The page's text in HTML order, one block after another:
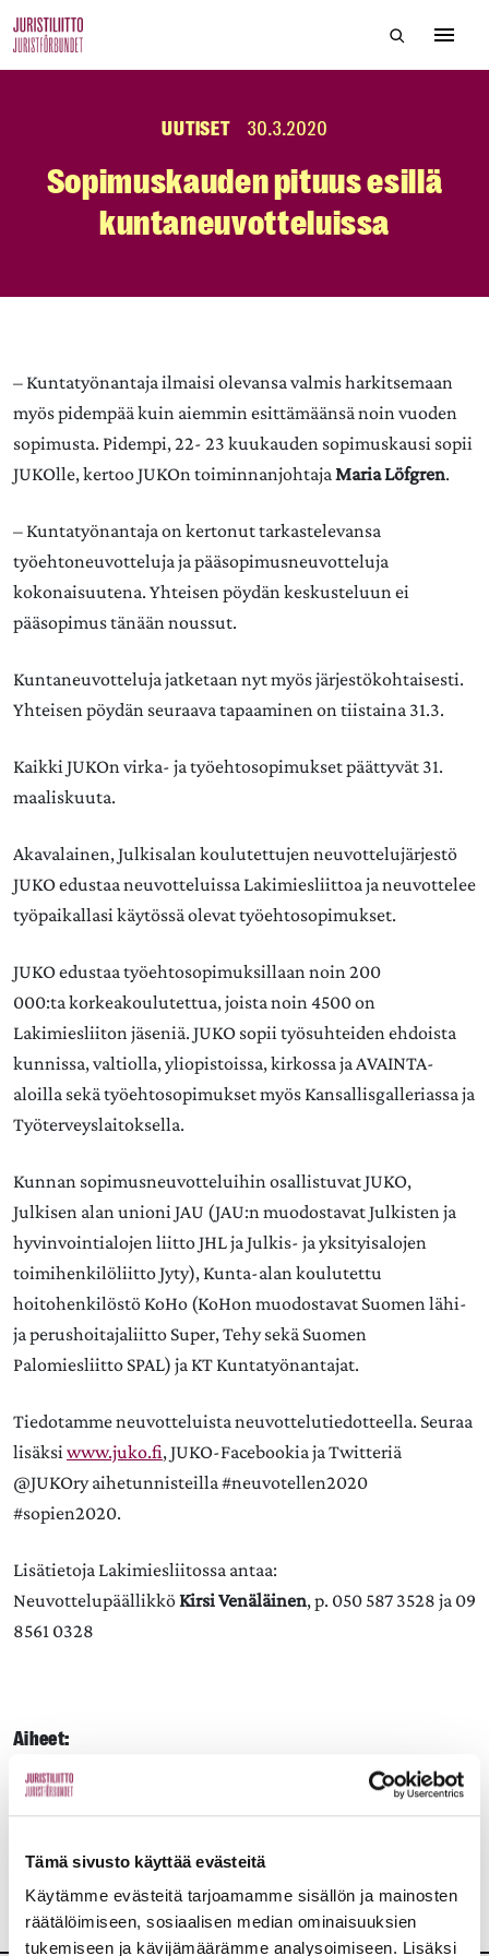
Tämä sivusto käyttää evästeitä
Käytämme evästeitä tarjoamamme sisällön ja mainosten
räätälöimiseen, sosiaalisen median ominaisuuksien
tukemiseen ja kävijämäärämme analysoimiseen. Lisäksi
to
Hae
UUTISET 30.3.2020
Sopimuskauden pituus esillä
kuntaneuvotteluissa
– Kuntatyönantaja ilmaisi olevansa valmis harkitsemaan
myös pidempää kuin aiemmin esittämäänsä noin vuoden
sopimusta. Pidempi, 22- 23 kuukauden sopimuskausi sopii
JUKOlle, kertoo JUKOn toiminnanjohtajaMaria Löfgren.
– Kuntatyönantaja on kertonut tarkastelevansa
työehtoneuvotteluja ja pääsopimusneuvotteluja
kokonaisuutena. Yhteisen pöydän keskusteluun ei
pääsopimus tänään noussut.
Kuntaneuvotteluja jatketaan nyt myös järjestökohtaisesti.
Yhteisen pöydän seuraava tapaaminen on tiistaina 31.3.
Kaikki JUKOn virka- ja työehtosopimukset päättyvät 31.
maaliskuuta.
Akavalainen, Julkisalan koulutettujen neuvottelujärjestö
JUKO edustaa neuvotteluissa Lakimiesliittoa ja neuvottelee
työpaikallasi käytössä olevat työehtosopimukset.
JUKO edustaa työehtosopimuksillaan noin 200
000:ta korkeakoulutettua, joista noin 4500 on
Lakimiesliiton jäseniä. JUKO sopii työsuhteiden ehdoista
kunnissa, valtiolla, yliopistoissa, kirkossa ja AVAINTA-
aloilla sekä työehtosopimukset myös Kansallisgalleriassa ja
Työterveyslaitoksella.
Kunnan sopimusneuvotteluihin osallistuvat JUKO,
Julkisen alan unioni JAU (JAU:n muodostavat Julkisten ja
hyvinvointialojen liitto JHL ja Julkis- ja yksityisalojen
toimihenkilöliitto Jyty), Kunta-alan koulutettu
hoitohenkilöstö KoHo (KoHon muodostavat Suomen lähi-
ja perushoitajaliitto Super, Tehy sekä Suomen
Palomiesliitto SPAL) ja KT Kuntatyönantajat.
Tiedotamme neuvotteluista neuvottelutiedotteella. Seuraa
lisäksiwww.juko.fi, JUKO-Facebookia ja Twitteriä
@JUKOry aihetunnisteilla #neuvotellen2020
#sopien2020.
Lisätietoja Lakimiesliitossa antaa:
NeuvottelupäällikköKirsi Venäläinen, p. 050 587 3528 ja 09
8561 0328
Aiheet: